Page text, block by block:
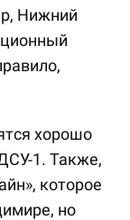
Нижний
хорошо
1. Также,
которое
но